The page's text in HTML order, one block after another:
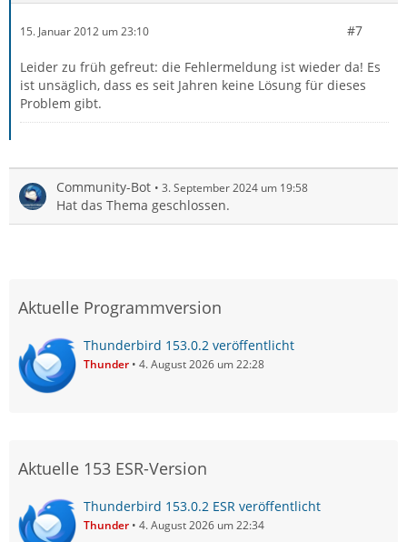
15. Januar 2012 um 23:10 #7
Leider zu früh gefreut: die Fehlermeldung ist wieder da! Es
ist unsäglich, dass es seit Jahren keine Lösung für dieses
Problem gibt.
Community-Bot 3. September 2024 um 19:58
Hat das Thema geschlossen.
Aktuelle Programmversion
Thunderbird 153.0.2 veröffentlicht
Thunder 4. August 2026 um 22:28
Aktuelle 153 ESR-Version
Thunderbird 153.0.2 ESR veröffentlicht
Thunder 4. August 2026 um 22:34